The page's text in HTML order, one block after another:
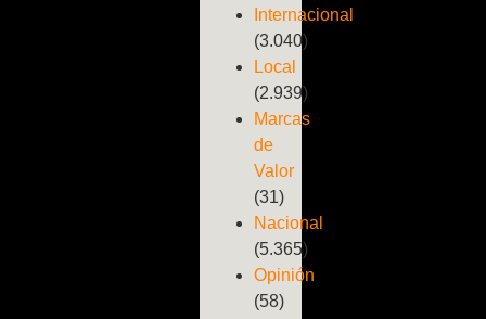
Internacional
(3.040)
Local
(2.939)
Marcas
de
Valor
(31)
Nacional
(5.365)
Opinión
(58)